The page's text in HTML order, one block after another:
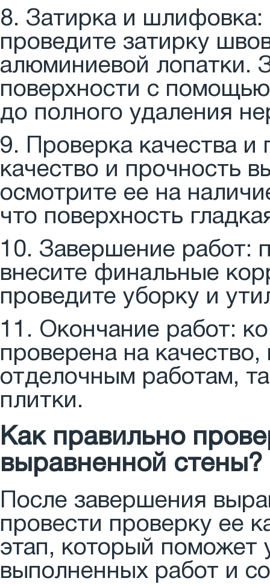
8. Затирка и шлифовка:
проведите затирку
алюминиевой лопатки.
поверхности с
до полного удаления
9. Проверка качества и
качество и прочность
осмотрите ее на
что поверхность
10. Завершение работ:
внесите финальные
проведите уборку и
11. Окончание работ:
проверена на
отделочным работам,
плитки.
Как правильно
выравненной стены?
После завершения
провести проверку ее
этап, который поможет
выполненных работ и